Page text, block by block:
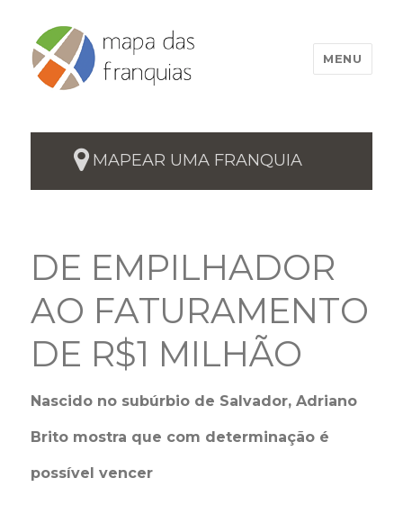
MENU
MAPEAR UMA FRANQUIA
DE EMPILHADOR
AO FATURAMENTO
DE R$1 MILHÃO
Nascido no subúrbio de Salvador, Adriano
Brito mostra que com determinação é
possível vencer